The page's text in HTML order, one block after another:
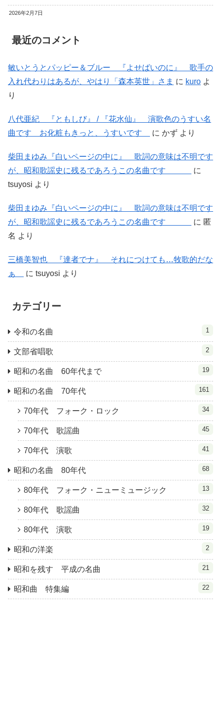
2026年2月7日
最近のコメント
敏いとうとパッピー＆ブルー 『よせばいのに』 歌手の
入れ代わりはあるが、やはり「森本英世」さま に kuro よ
り
八代亜紀 『ともしび』 / 『花水仙』 演歌色のうすい名
曲です お化粧もきっと、うすいです
に かず より
柴田まゆみ『白いページの中に』 歌詞の意味は不明です
が、昭和歌謡史に残るであろうこの名曲です
に
tsuyosi より
柴田まゆみ『白いページの中に』 歌詞の意味は不明です
が、昭和歌謡史に残るであろうこの名曲です
に 匿
名 より
三橋美智也 『達者でナ』 それにつけても…牧歌的だな
ぁ
に tsuyosi より
カテゴリー
令和の名曲 1
文部省唱歌 2
昭和の名曲 60年代まで 19
昭和の名曲 70年代 161
70年代 フォーク・ロック 34
70年代 歌謡曲 45
70年代 演歌 41
昭和の名曲 80年代 68
80年代 フォーク・ニューミュージック 13
80年代 歌謡曲 32
80年代 演歌 19
昭和の洋楽 2
昭和を残す 平成の名曲 21
昭和曲 特集編 22